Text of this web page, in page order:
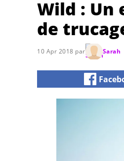
Wild : Un
de
10 Apr 2018 par Sarah